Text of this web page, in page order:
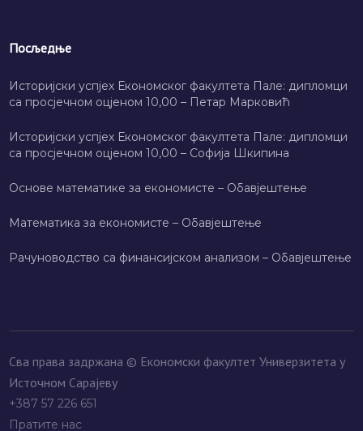
Посљедње
Историјски успјех Економског факултета Пале: дипломци
са просјечном оцјеном 10,00 – Петар Марковић
Историјски успјех Економског факултета Пале: дипломци
са просјечном оцјеном 10,00 – Софија Шкипина
Основе математике за економисте – Обавјештење
Математика за економисте – Обавјештење
Рачуноводство са финансијском анализом – Обавјештење
Сва права задржана © Економски факултет Универзитета у
Источном Сарајеву
+387 57 226 651
Пратите нас